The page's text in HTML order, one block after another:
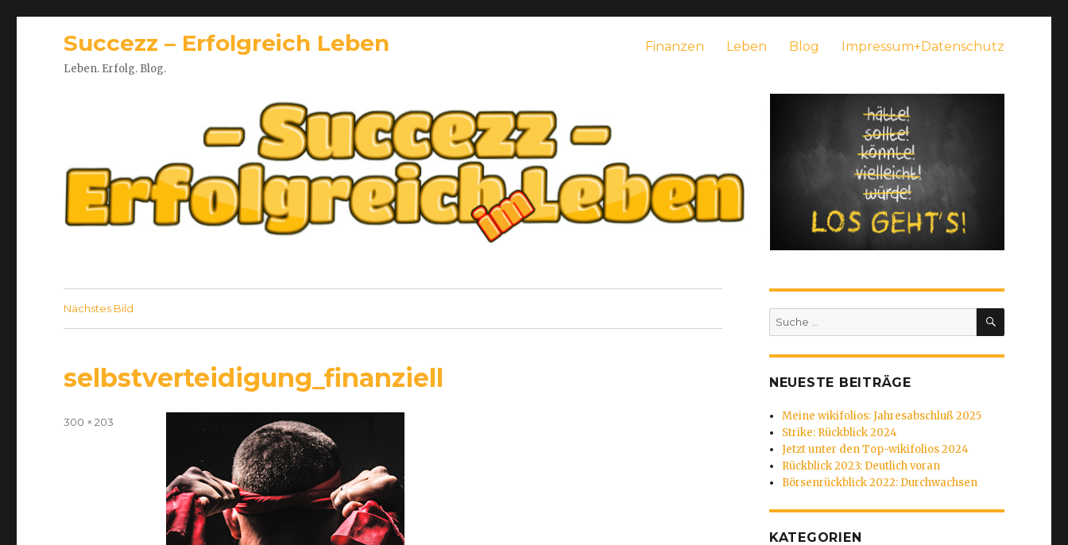
Succezz – Erfolgreich Leben
Leben. Erfolg. Blog.
Finanzen Leben Blog Impressum+Datenschutz
Nächstes Bild
selbstverteidigung_finanziell
Volle
300 × 203
Suche
nach:
SUCHEN
NEUESTE BEITRÄGE
Meine wikifolios: Jahresabschluß 2025
Strike: Rückblick 2024
Jetzt unter den Top-wikifolios 2024
Rückblick 2023: Deutlich voran
Börsenrückblick 2022: Durchwachsen
KATEGORIEN